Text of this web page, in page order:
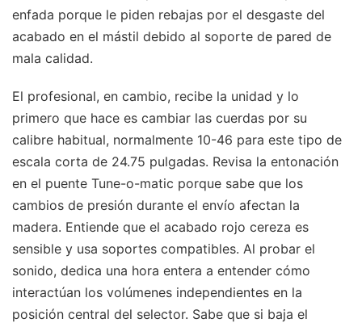
enfada porque le piden rebajas por el desgaste del
acabado en el mástil debido al soporte de pared de
mala calidad.
El profesional, en cambio, recibe la unidad y lo
primero que hace es cambiar las cuerdas por su
calibre habitual, normalmente 10-46 para este tipo de
escala corta de 24.75 pulgadas. Revisa la entonación
en el puente Tune-o-matic porque sabe que los
cambios de presión durante el envío afectan la
madera. Entiende que el acabado rojo cereza es
sensible y usa soportes compatibles. Al probar el
sonido, dedica una hora entera a entender cómo
interactúan los volúmenes independientes en la
posición central del selector. Sabe que si baja el